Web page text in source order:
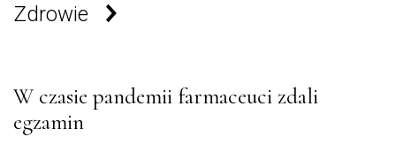
Zdrowie
W czasie pandemii farmaceuci zdali
egzamin